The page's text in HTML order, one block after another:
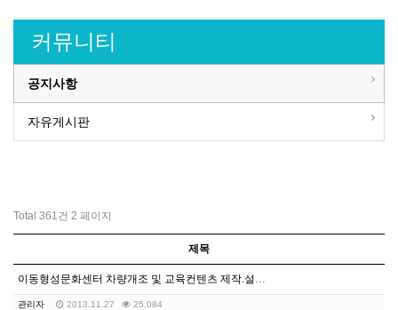
커뮤니티
공지사항
자유게시판
Total 361건 2 페이지
제목
이동형성문화센터 차량개조 및 교육컨텐츠 제작.설치 용역…
관리자 2013.11.27 25,084